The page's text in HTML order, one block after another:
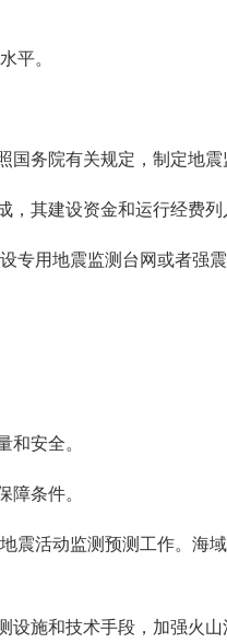
平。
务院有关规定，制定地震
其建设资金和运行经费列
专用地震监测台网或者强
和安全。
障条件。
震活动监测预测工作。海
施和技术手段，加强火山